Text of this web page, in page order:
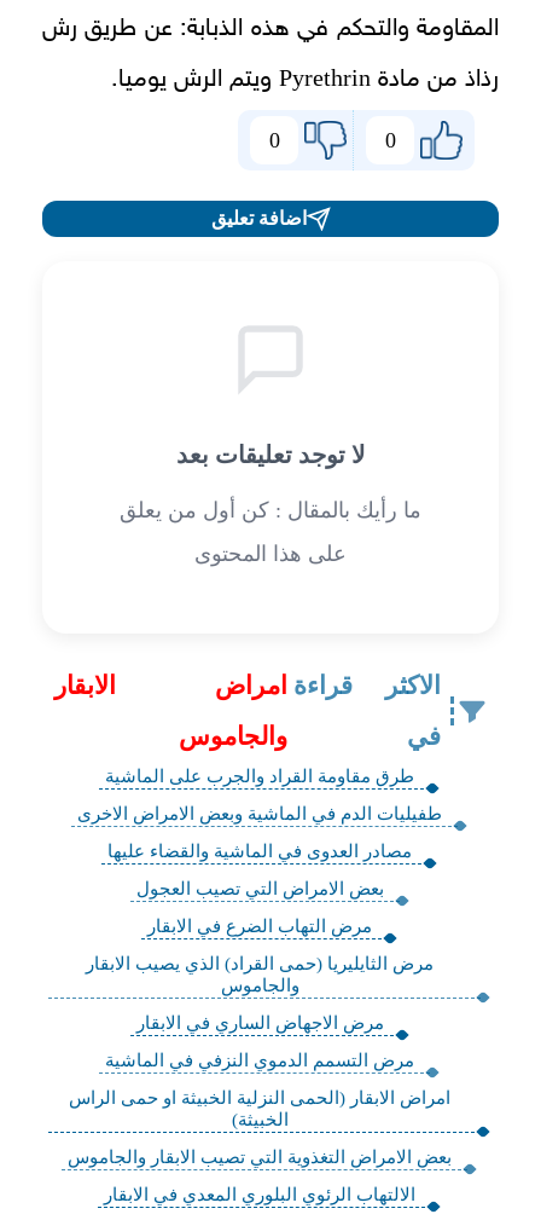
المقاومة والتحكم في هذه الذبابة: عن طريق رش
رذاذ من مادة Pyrethrin ويتم الرش يوميا.
0
0
اضافة تعليق
لا توجد تعليقات بعد
ما رأيك بالمقال : كن أول من يعلق
على هذا المحتوى
الاكثر قراءة
في
امراض الابقار
والجاموس
طرق مقاومة القراد والجرب على الماشية
طفيليات الدم في الماشية وبعض الامراض الاخرى
مصادر العدوى في الماشية والقضاء عليها
بعض الامراض التي تصيب العجول
مرض التهاب الضرع في الابقار
مرض الثايليريا (حمى القراد) الذي يصيب الابقار
والجاموس
مرض الاجهاض الساري في الابقار
مرض التسمم الدموي النزفي في الماشية
امراض الابقار (الحمى النزلية الخبيثة او حمى الراس
الخبيثة)
بعض الامراض التغذوية التي تصيب الابقار والجاموس
الالتهاب الرئوي البلوري المعدي في الابقار